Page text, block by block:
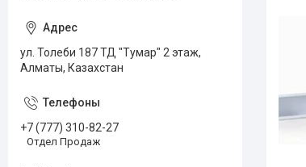
ул. Толеби 187 ТД "Тумар" 2 этаж,
Алматы, Казахстан
+7 (777) 310-82-27
Отдел Продаж